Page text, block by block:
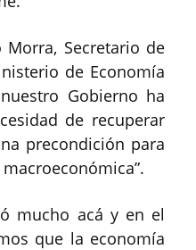
Secretario de
de Economía
Gobierno ha
de recuperar
precondición para
mucho acá y en el
que la economía